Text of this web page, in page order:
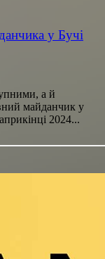
у Бучі
а й
майданчик у
2024...